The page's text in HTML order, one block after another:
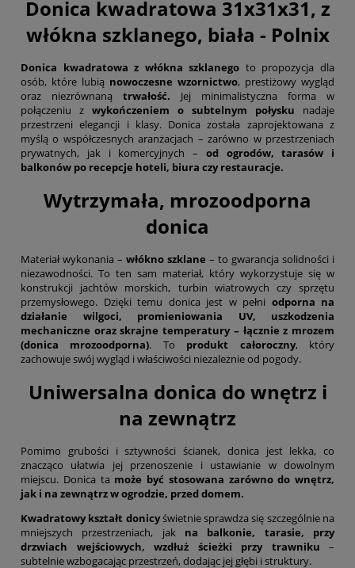
Donica kwadratowa 31x31x31, z
włókna szklanego, biała - Polnix
Donica kwadratowa z włókna szklanego to propozycja dla
osób, które lubią nowoczesne wzornictwo, prestiżowy wygląd
oraz niezrównaną trwałość. Jej minimalistyczna forma w
połączeniu z wykończeniem o subtelnym połysku nadaje
przestrzeni elegancji i klasy. Donica została zaprojektowana z
myślą o współczesnych aranżacjach – zarówno w przestrzeniach
prywatnych, jak i komercyjnych – od ogrodów, tarasów i
balkonów po recepcje hoteli, biura czy restauracje.
Wytrzymała, mrozoodporna
donica
Materiał wykonania – włókno szklane – to gwarancja solidności i
niezawodności. To ten sam materiał, który wykorzystuje się w
konstrukcji jachtów morskich, turbin wiatrowych czy sprzętu
przemysłowego. Dzięki temu donica jest w pełni odporna na
działanie wilgoci, promieniowania UV, uszkodzenia
mechaniczne oraz skrajne temperatury – łącznie z mrozem
(donica mrozoodporna). To produkt całoroczny, który
zachowuje swój wygląd i właściwości niezależnie od pogody.
Uniwersalna donica do wnętrz i
na zewnątrz
Pomimo grubości i sztywności ścianek, donica jest lekka, co
znacząco ułatwia jej przenoszenie i ustawianie w dowolnym
miejscu. Donica ta może być stosowana zarówno do wnętrz,
jak i na zewnątrz w ogrodzie, przed domem.
Kwadratowy kształt donicyświetnie sprawdza się szczególnie na
mniejszych przestrzeniach, jakna balkonie, tarasie, przy
drzwiach wejściowych, wzdłuż ścieżki przy trawniku –
subtelnie wzbogacając przestrzeń, dodając jej głębi i struktury.